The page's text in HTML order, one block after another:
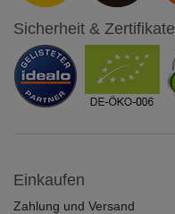
Sicherheit & Zertifikate
Einkaufen
Zahlung und Versand